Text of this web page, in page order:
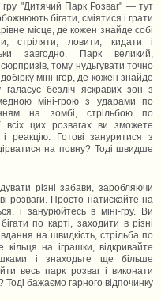
гру "Дитячий Парк Розваг" — тут
бігати, сміятися і грати
місце, де кожен знайде собі
стріляти, ловити, кидати і
завгодно. Парк великий,
тому нудьгувати точно
міні-ігор, де кожен знайде
безліч яскравих зон з
міні-грою з ударами по
на зомбі, стрільбою по
всіх цих розвагах ви зможете
реакцію. Готові зануритися з
на повну? Тоді швидше
різні забави, заробляючи
розваги. Просто натискайте на
і занурюйтесь в міні-гру. Ви
по карті, заходити в різні
на швидкість, стрільба по
на іграшки, відкривайте
і знаходьте ще більше
весь парк розваг і виконати
бажаємо гарного відпочинку